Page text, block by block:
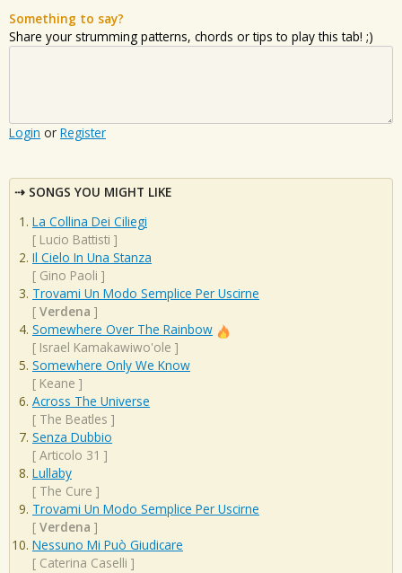
Something to say?
Share your strumming patterns, chords or tips to play this tab! ;)
Login or Register
SONGS YOU MIGHT LIKE
La Collina Dei Ciliegi
[ Lucio Battisti ]
Il Cielo In Una Stanza
[ Gino Paoli ]
Trovami Un Modo Semplice Per Uscirne
[ Verdena ]
Somewhere Over The Rainbow
[ Israel Kamakawiwo'ole ]
Somewhere Only We Know
[ Keane ]
Across The Universe
[ The Beatles ]
Senza Dubbio
[ Articolo 31 ]
Lullaby
[ The Cure ]
Trovami Un Modo Semplice Per Uscirne
[ Verdena ]
Nessuno Mi Può Giudicare
[ Caterina Caselli ]